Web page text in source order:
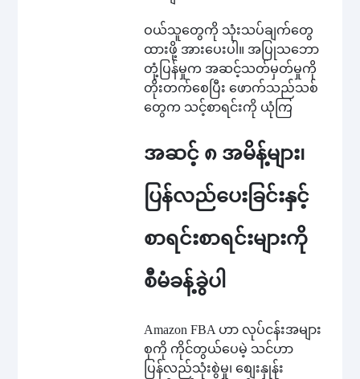
ဝယ်သူတွေကို သုံးသပ်ချက်တွေ
ထားဖို့ အားပေးပါ။ အပြုသဘော
တုံ့ပြန်မှုက အဆင့်သတ်မှတ်မှုကို
တိုးတက်စေပြီး ဖောက်သည်သစ်
တွေက သင့်စာရင်းကို ယုံကြ
အဆင့် ၈ အမိန့်များ၊
ပြန်လည်ပေးခြင်းနှင့်
စာရင်းစာရင်းများကို
စီမံခန့်ခွဲပါ
Amazon FBA ဟာ လုပ်ငန်းအများ
စုကို ကိုင်တွယ်ပေမဲ့ သင်ဟာ
ပြန်လည်သုံးစွဲမှု၊ စျေးနှုန်း